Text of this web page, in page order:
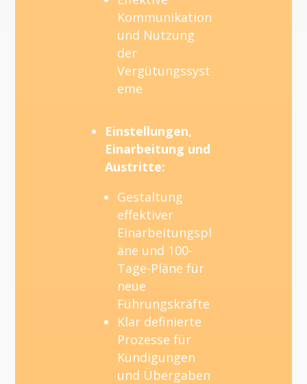
Kommunikation
und Nutzung
der
Vergütungssyst
eme
Einstellungen,
Einarbeitung und
Austritte:
Gestaltung
effektiver
Einarbeitungspl
äne und 100-
Tage-Pläne für
neue
Führungskräfte
Klar definierte
Prozesse für
Kündigungen
und Übergaben